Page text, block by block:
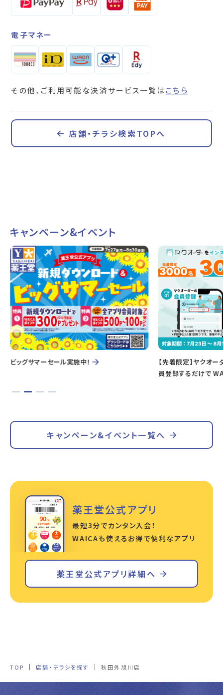
電子マネー
その他、ご利用可能な決済サービス一覧は こちら
店舗・チラシ検索TOPへ
キャンペーン&イベント
ビッグサマーセール実施中！
【先着限定】ヤクオ
員登録するだけで
キャンペーン&イベント一覧へ
薬王堂公式アプリ
最短3分でカンタン入会！
WA!CAも使えるお得で便利なアプリ
薬王堂公式アプリ詳細へ
TOP 店舗・チラシを探す 秋田外旭川店